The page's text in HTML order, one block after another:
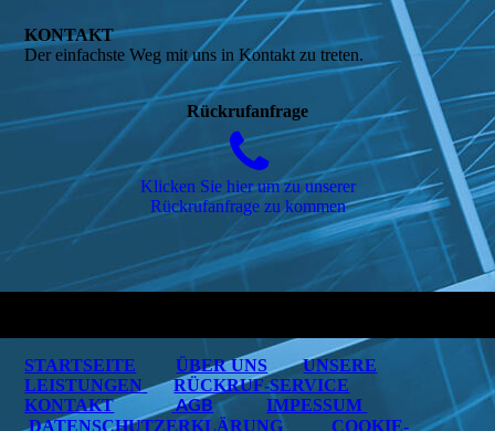
KONTAKT
Der einfachste Weg mit uns in Kontakt zu treten.
Rückrufanfrage
Klicken Sie hier um zu unserer
Rückrufanfrage zu kommen
STARTSEITE ÜBER UNS
UNSERE
LEISTUNGEN
RÜCKRUF-SERVICE
KONTAKT
AGB
IMPESSUM
DATENSCHUTZERKLÄRUNG
COOKIE-